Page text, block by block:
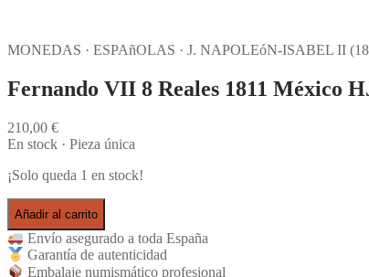
MONEDAS · ESPAñOLAS · J. NAPOLEóN-ISABEL II
Fernando VII 8 Reales 1811 México
210,00 €
En stock · Pieza única
¡Solo queda 1 en stock!
Añadir al carrito
Envío asegurado a toda España
Garantía de autenticidad
Embalaje numismático profesional